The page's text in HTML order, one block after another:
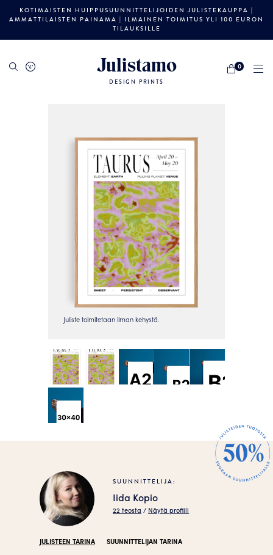
KOTIMAISTEN HUIPPUSUUNNITTELIJOIDEN JULISTEKAUPPA |
AMMATTILAISTEN PAINAMA | ILMAINEN TOIMITUS YLI 100 EURON
TILAUKSILLE
Julistamo
DESIGN PRINTS
0
SUUNNITTELIJA:
Iida Kopio
22 teosta / Näytä profiili
JULISTEEN TARINA SUUNNITTELIJAN TARINA